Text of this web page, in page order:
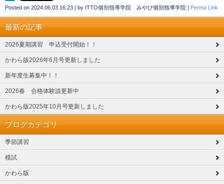
Posted on 2024.06.03 16:23 | by ITTO個別指導学院 みやび個別指導学院 | Perma Link
最新の記事
2026夏期講習 申込受付開始！！
かわら版2026年6月号更新しました
新年度生募集中！！
2026春 合格体験談更新中
かわら版2025年10月号更新しました
ブログカテゴリ
季節講習
模試
かわら版